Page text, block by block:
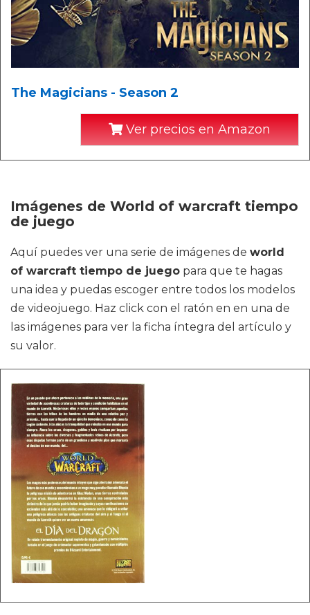
The Magicians - Season 2
Ver precios en Amazon
Imágenes de World of warcraft tiempo
de juego
Aquí puedes ver una serie de imágenes de world
of warcraft tiempo de juego para que te hagas
una idea y puedas escoger entre todos los modelos
de videojuego. Haz click con el ratón en en una de
las imágenes para ver la ficha íntegra del artículo y
su valor.